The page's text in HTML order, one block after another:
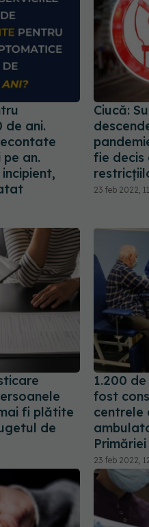
de ani.
an.
Ciucă:
fie decis
23 feb 2022,
fi plătite
de
1.200
fost
centrele
23 feb 2022,